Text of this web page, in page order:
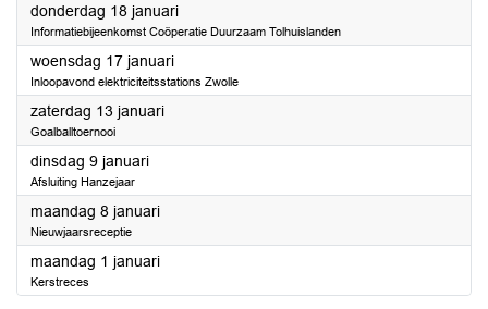
donderdag 18 januari2024
Informatiebijeenkomst Coöperatie Duurzaam Tolhuislanden
woensdag 17 januari2024
Inloopavond elektriciteitsstations Zwolle
zaterdag 13 januari2024
Goalballtoernooi
dinsdag 9 januari2024
Afsluiting Hanzejaar
maandag 8 januari2024
Nieuwjaarsreceptie
maandag 1 januari2024
Kerstreces